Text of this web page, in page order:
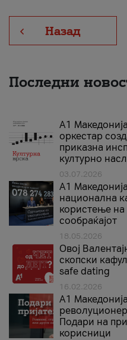
Назад
Последни
А1
оркестар
приказна
културно
03.07.2026
A1
национална
користење на
сообраќајот
18.05.2026
Овој
скопски
safe dating
16.02.2026
А1
Подари на
корисници